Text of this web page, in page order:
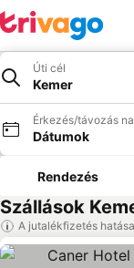
Úti cél
Kemer
Érkezés/távozás
Dátumok
Rendezés
Szállások
A jutalékfizetés